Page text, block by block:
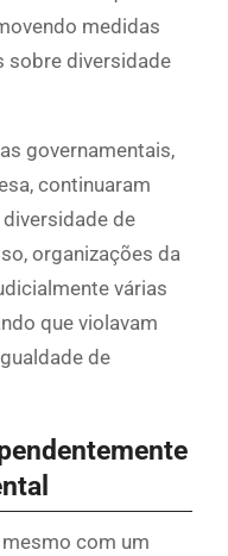
medidas
sobre diversidade
governamentais,
continuaram
de
organizações da
várias
que violavam
de
com um